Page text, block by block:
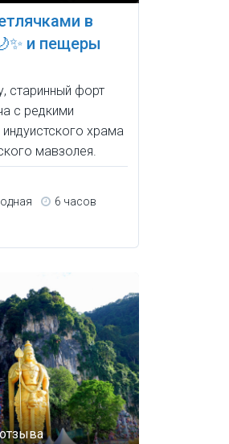
в
и пещеры
старинный форт
с редкими
храма
мавзолея.
6 часов